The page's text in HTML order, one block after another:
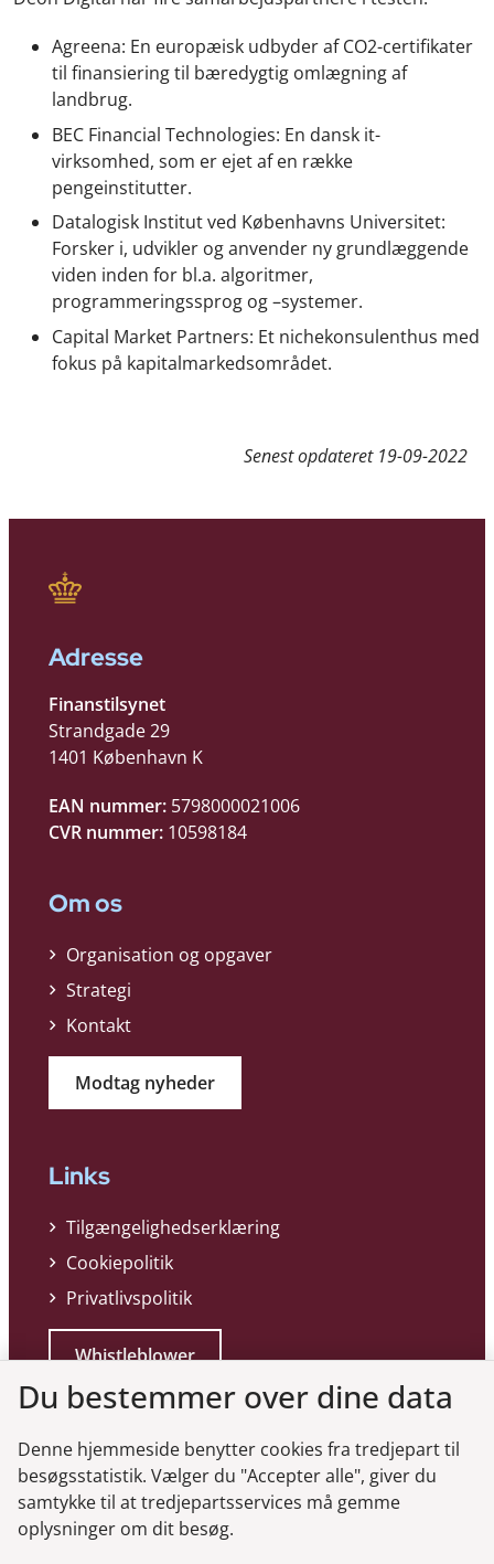
Agreena: En europæisk udbyder af CO2-certifikater
til finansiering til bæredygtig omlægning af
landbrug.
BEC Financial Technologies: En dansk it-
virksomhed, som er ejet af en række
pengeinstitutter.
Datalogisk Institut ved Københavns Universitet:
Forsker i, udvikler og anvender ny grundlæggende
viden inden for bl.a. algoritmer,
programmeringssprog og –systemer.
Capital Market Partners: Et nichekonsulenthus med
fokus på kapitalmarkedsområdet.
Senest opdateret 19-09-2022
Adresse
Finanstilsynet
Strandgade 29
1401 København K
EAN nummer: 5798000021006
CVR nummer: 10598184
Om os
Organisation og opgaver
Strategi
Kontakt
Modtag nyheder
Links
Tilgængelighedserklæring
Cookiepolitik
Privatlivspolitik
Whistleblower
Genveje
Du bestemmer over dine data
Denne hjemmeside benytter cookies fra tredjepart til
besøgsstatistik. Vælger du "Accepter alle", giver du
samtykke til at tredjepartsservices må gemme
oplysninger om dit besøg.